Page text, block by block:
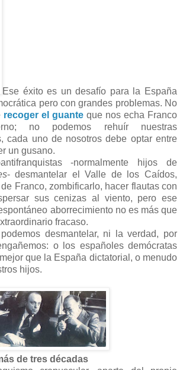
Ese éxito es un desafío para la España
pero con grandes problemas. No
recoger el guante que nos echa Franco
no podemos rehuír nuestras
cada uno de nosotros debe optar entre
un gusano.
-normalmente hijos de
- desmantelar el Valle de los Caídos,
Franco, zombificarlo, hacer flautas con
sus cenizas al viento, pero ese
aborrecimiento no es más que
fracaso.
desmantelar, ni la verdad, por
o los españoles demócratas
que la España dictatorial, o menudo
hijos.
de tres décadas